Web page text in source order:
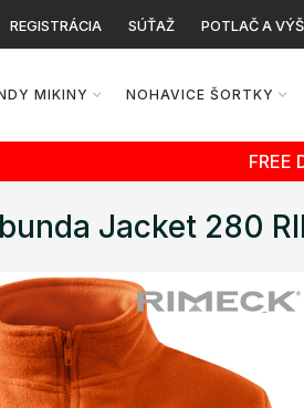
REGISTRÁCIA SÚŤAŽ POTLAČ A
MIKINY NOHAVICE ŠORTKY
FREE
Jacket 280